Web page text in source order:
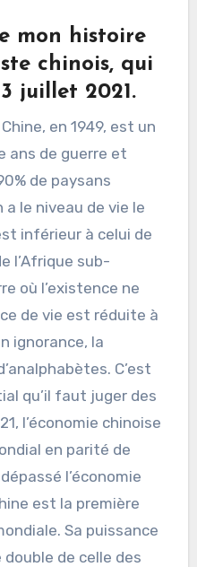
mon histoire
chinois, qui
juillet 2021.
en 1949, est un
ans de guerre et
de paysans
le niveau de vie le
inférieur à celui de
l’Afrique sub-
où l’existence ne
de vie est réduite à
ignorance, la
C’est
qu’il faut juger des
l’économie chinoise
en parité de
l’économie
est la première
Sa puissance
de celle des